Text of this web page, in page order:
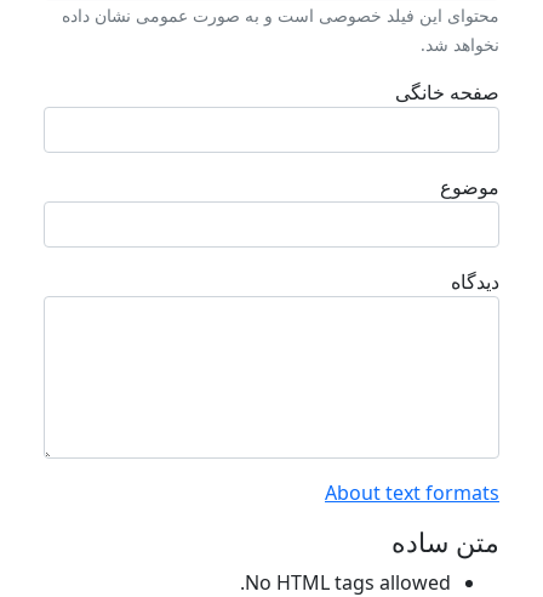
محتوای این فیلد خصوصی است و به صورت عمومی نشان داده
نخواهد شد.
صفحه خانگی
موضوع
دیدگاه
About text formats
متن ساده
No HTML tags allowed.